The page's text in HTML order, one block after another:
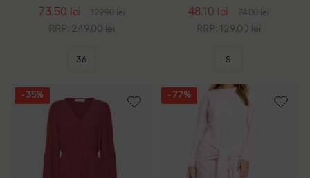
73.50 lei 129.90 lei
RRP: 249.00 lei
36
48.10 lei 74.00 lei
RRP: 129.00 lei
S
- 35% - 77%